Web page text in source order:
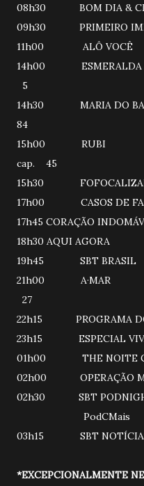
08h30 BOM DIA &
09h30 PRIMEIRO
11h00 ALÔ VOCÊ
14h00
5
14h30 MARIA
84
cap. 45
15h30
17h00 CASOS DE
17h45 CORAÇÃO
18h30 AQUI AGORA
19h45 SBT BRASIL
21h00
27
22h15 PROGRAMA
23h15 ESPECIAL
01h00 THE NOITE
02h00 OPERAÇÃO
02h30 SBT
PodCMais
03h15 SBT
*EXCEPCIONALMENTE